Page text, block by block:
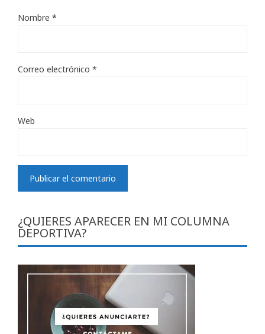
Nombre *
Correo electrónico *
Web
¿QUIERES APARECER EN MI COLUMNA
DEPORTIVA?